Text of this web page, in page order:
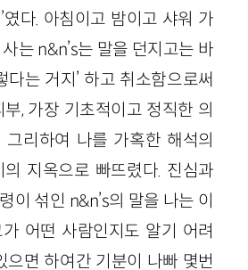
였다. 아침이고 밤이고 샤워 가
는 n&n’s는 말을 던지고는 바
다는 거지’ 하고 취소함으로써
, 가장 기초적이고 정직한 의
그리하여 나를 가혹한 해석의
의 지옥으로 빠뜨렸다. 진심과
이 섞인 n&n’s의 말을 나는 이
어떤 사람인지도 알기 어려
으면 하여간 기분이 나빠 몇번